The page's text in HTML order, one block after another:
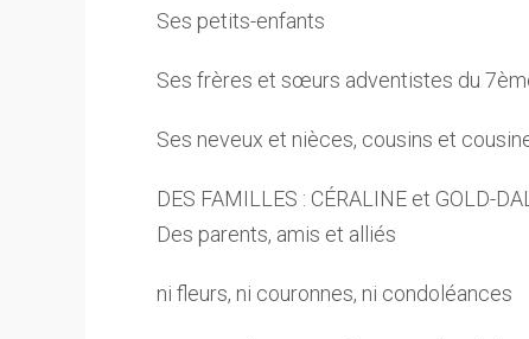
Ses petits-enfants
Ses frères et sœurs adventistes du
Ses neveux et nièces, cousins et
DES FAMILLES : CÉRALINE et GOLD-
Des parents, amis et alliés
ni fleurs, ni couronnes, ni condoléances